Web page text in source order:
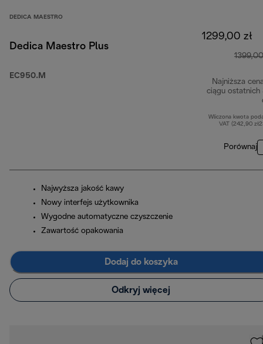
DEDICA MAESTRO
Dedica Maestro Plus
EC950.M
1299,00 zł
Najniższa
ciągu ostatnich
Wliczona kwota
VAT (242,90
Porównaj
Najwyższa jakość kawy
Nowy interfejs użytkownika
Wygodne automatyczne czyszczenie
Zawartość opakowania
Dodaj do koszyka
Odkryj więcej